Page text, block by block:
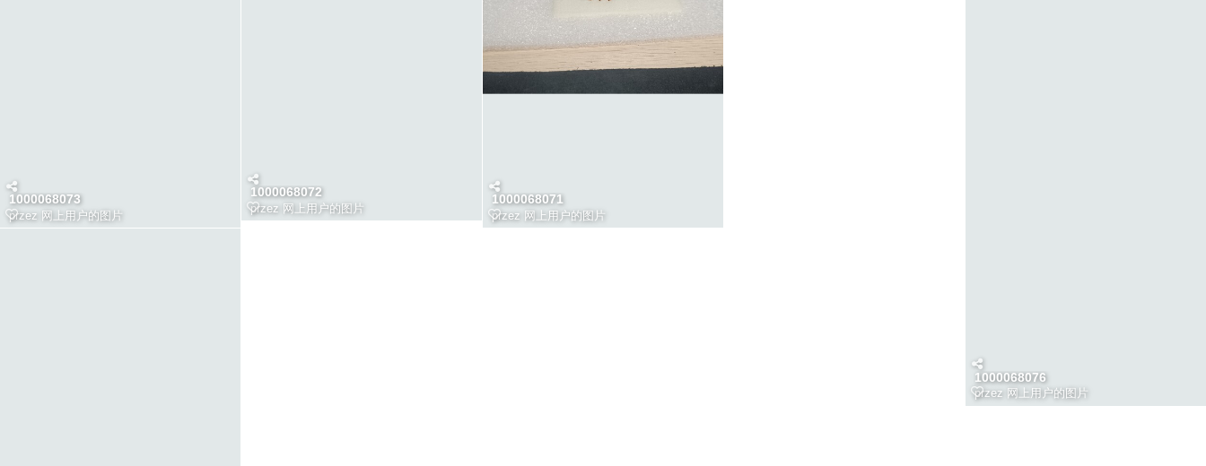
1000068073
przez 网上用户的图片
1000068072
przez 网上用户的图片
1000068071
przez 网上用户的图片
1000068076
przez 网上用户的图片